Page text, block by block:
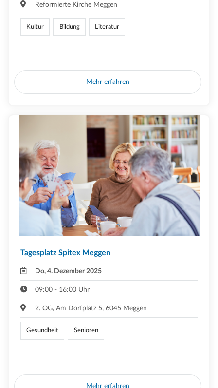
Reformierte Kirche Meggen
Kultur Bildung Literatur
Mehr erfahren
Tagesplatz Spitex Meggen
Do, 4. Dezember 2025
09:00 - 16:00 Uhr
2. OG, Am Dorfplatz 5, 6045 Meggen
Gesundheit Senioren
Mehr erfahren